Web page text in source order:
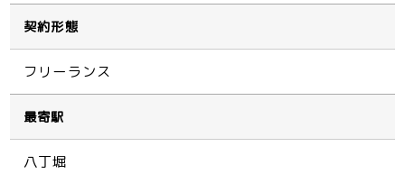
契約形態
フリーランス
最寄駅
八丁堀